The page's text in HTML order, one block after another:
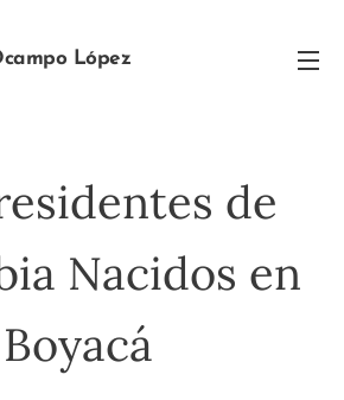
López
de
Nacidos en
Boyacá